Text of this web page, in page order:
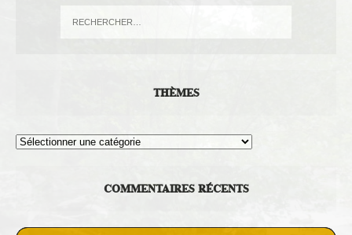
THÈMES
Thèmes
COMMENTAIRES RÉCENTS